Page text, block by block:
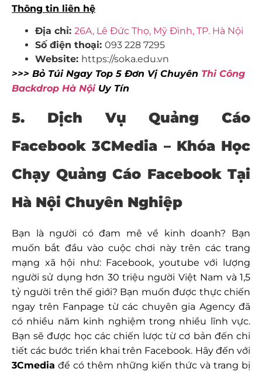
Thông tin liên hệ
Địa chỉ: 26A, Lê Đức Thọ, Mỹ Đình, TP. Hà Nội
Số điện thoại: 093 228 7295
Website: https://soka.edu.vn
>>> Bỏ Túi Ngay Top 5 Đơn Vị Chuyên Thi Công
Backdrop Hà NộiUy Tín
5. Dịch Vụ Quảng Cáo
Facebook 3CMedia – Khóa Học
Chạy Quảng Cáo Facebook Tại
Hà Nội Chuyên Nghiệp
Bạn là người có đam mê về kinh doanh? Bạn
muốn bắt đầu vào cuộc chơi này trên các trang
mạng xã hội như: Facebook, youtube với lượng
người sử dụng hơn 30 triệu người Việt Nam và 1,5
tỷ người trên thế giới? Bạn muốn được thực chiến
ngay trên Fanpage từ các chuyên gia Agency đã
có nhiều năm kinh nghiệm trong nhiều lĩnh vực.
Bạn sẽ được học các chiến lược từ cơ bản đến chi
tiết các bước triển khai trên Facebook. Hãy đến với
3Cmedia để có thêm những kiến thức và trang bị